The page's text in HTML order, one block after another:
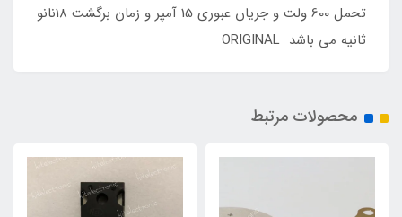
تحمل 600 ولت و جریان عبوری 15 آمپر و زمان برگشت 18نانو
ثانیه می باشد ORIGINAL
محصولات مرتبط